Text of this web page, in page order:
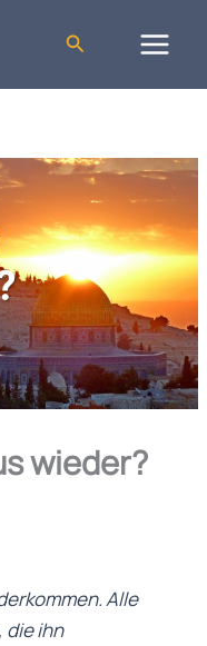
Suchen
wieder?
Alle
die ihn